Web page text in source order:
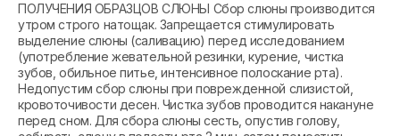
ПОЛУЧЕНИЯ ОБРАЗЦОВ СЛЮНЫ Сбор слюны производится
утром строго натощак. Запрещается стимулировать
выделение слюны (саливацию) перед исследованием
(употребление жевательной резинки, курение, чистка
зубов, обильное питье, интенсивное полоскание рта).
Недопустим сбор слюны при поврежденной слизистой,
кровоточивости десен. Чистка зубов проводится накануне
перед сном. Для сбора слюны сесть, опустив голову,